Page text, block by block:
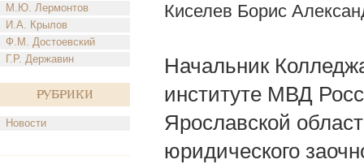
М.Ю. Лермонтов
И.А. Крылов
Ф.М. Достоевский
Г.Р. Державин
Рубрики
Новости
Киселев Борис
Начальник
институте МВД
Ярославской
юридического